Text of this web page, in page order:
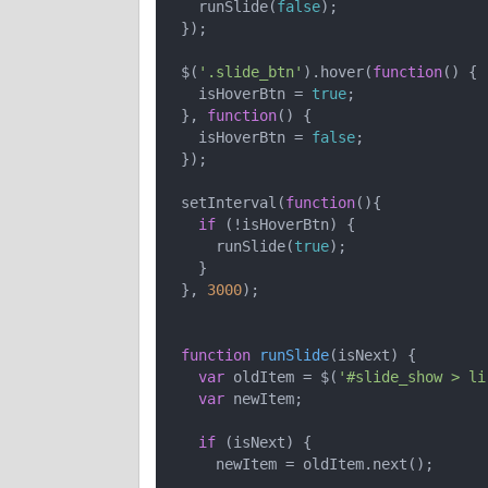
    runSlide(
false);
  $(
'.slide_btn' ).hover(function( ) {
    isHoverBtn =
true;
  },
function( ) {
    isHoverBtn =
false;
  setInterval(
function( ){
if (!isHoverBtn) {
      runSlide(
true);
  },
3000);
function runSlide(isNext) {
var oldItem = $( '#slide_show >
var newItem;
if (isNext) {